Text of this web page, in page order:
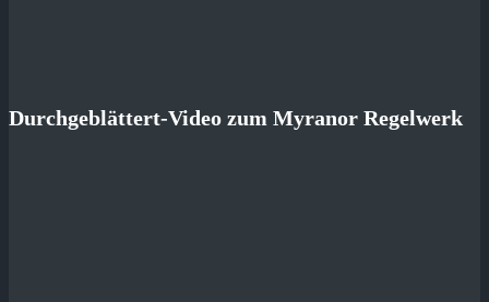
Durchgeblättert-Video zum Myranor Regelwerk